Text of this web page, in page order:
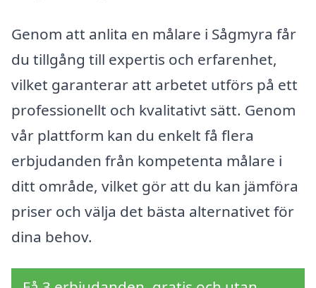
Genom att anlita en målare i Sågmyra får
du tillgång till expertis och erfarenhet,
vilket garanterar att arbetet utförs på ett
professionellt och kvalitativt sätt. Genom
vår plattform kan du enkelt få flera
erbjudanden från kompetenta målare i
ditt område, vilket gör att du kan jämföra
priser och välja det bästa alternativet för
dina behov.